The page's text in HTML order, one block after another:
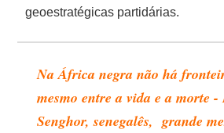
geoestratégicas partidárias.
Na África negra não há
mesmo entre a vida e a morte
Senghor, senegalês, grande